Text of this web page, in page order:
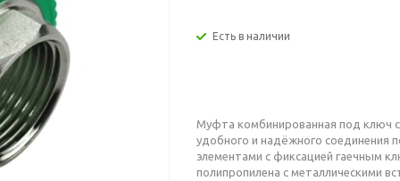
Есть в наличии
Муфта комбинированная под ключ
удобного и надёжного соединения
элементами с фиксацией гаечным
полипропилена с металлическими